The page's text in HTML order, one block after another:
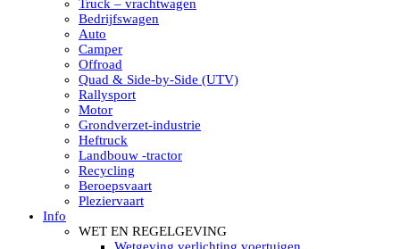
Model werklamp
Led werklamp vierkant
Led werklamp ovaal
Led werklamp kleur wit
Combinatie LED werklampen
Led achteruitrijverlichting
Led onderbouw achteruitrijlamp
Led werklamp industrieel
Led veiligheidsverlichting
Led werklamp tractor
Led werklamp ADR
Led werklamp drukwaterdicht IP69K
Led werklampen assortiment Tralert
Led breedstralers Lazer
Truck – vrachtwagen
Bedrijfswagen
Auto
Camper
Offroad
Quad & Side-by-Side (UTV)
Rallysport
Motor
Grondverzet-industrie
Heftruck
Landbouw -tractor
Recycling
Beroepsvaart
Pleziervaart
Info
WET EN REGELGEVING